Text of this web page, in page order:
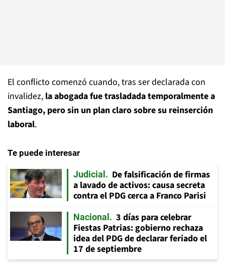
El conflicto comenzó cuando, tras ser declarada con
invalidez, la abogada fue trasladada temporalmente a
Santiago, pero sin un plan claro sobre su reinserción
laboral.
Te puede interesar
Judicial
De falsificación de firmas
a lavado de activos: causa secreta
contra el PDG cerca a Franco Parisi
Nacional
3 días para celebrar
Fiestas Patrias: gobierno rechaza
idea del PDG de declarar feriado el
17 de septiembre